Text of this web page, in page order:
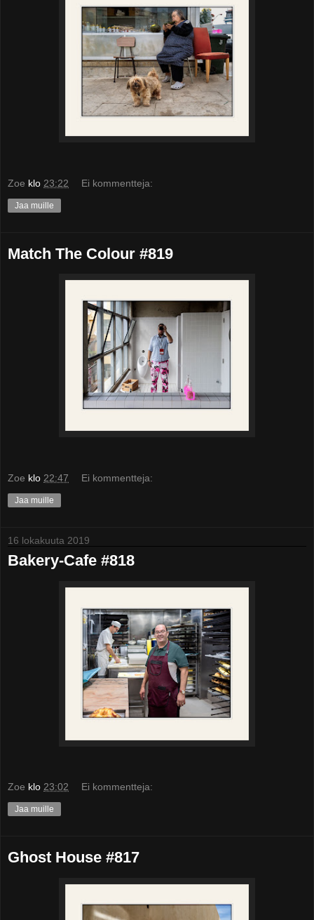
Zoe klo 23:22 Ei kommentteja:
Jaa muille
Match The Colour #819
Zoe klo 22:47 Ei kommentteja:
Jaa muille
16 lokakuuta 2019
Bakery-Cafe #818
Zoe klo 23:02 Ei kommentteja:
Jaa muille
Ghost House #817